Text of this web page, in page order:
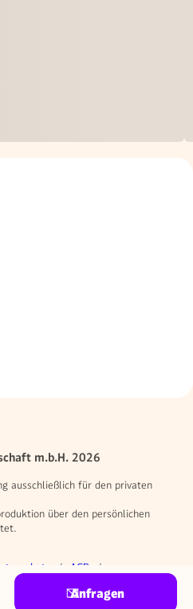
Anfragen
m.b.H. 2026
ausschließlich für den privaten
über den persönlichen
AGB